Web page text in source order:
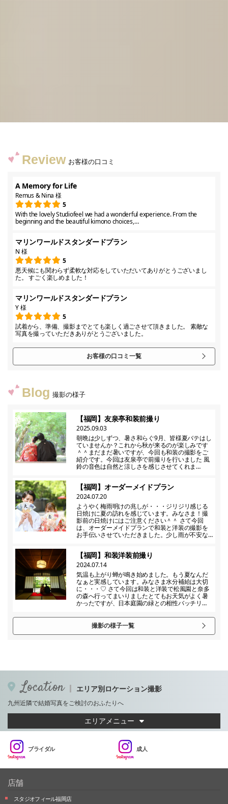
Review お客様の口コミ
A Memory for Life
Remus & Nina 様
5
With the lovely Studiofeel we had a wonderful experience. From the
beginning and the beautiful kimono choices,…
マリンワールドスタンダードプラン
N 様
5
悪天候にも関わらず柔軟な対応をしていただいてありがとうございまし
た。 すごく楽しめました！
マリンワールドスタンダードプラン
Y 様
5
試着から、準備、撮影までとても楽しく過ごさせて頂きました。 素敵な
写真を撮っていただきありがとうございました。
お客様の口コミ一覧
Blog 撮影の様子
【福岡】友泉亭和装前撮り
2025.09.03
朝晩は少しずつ、暑さ和らぐ9月、皆様夏バテはし
ていませんか？これから秋が来るのが楽しみです
＾＾まだまだ暑いですが、今回も和装の撮影をご
紹介です。今回は友泉亭で前撮りを行いました 風
鈴の音色は自然と涼しさを感じさせてくれま…
【福岡】オーダーメイドプラン
2024.07.20
ようやく梅雨明けの兆しが・・・ジリジリ感じる
日焼けに夏の訪れを感じています。みなさま！撮
影前の日焼けにはご注意ください＾＾ さて今回
は、オーダーメイドプランで和装と洋装の撮影を
お手伝いさせていただきました。少し雨が不安な…
【福岡】和装洋装前撮り
2024.07.14
気温も上がり蝉が鳴き始めました。もう夏なんだ
なぁと実感しています。みなさま水分補給は大切
に・・・♡ さて今回は和装と洋装で松風園と奈多
の森へ行ってまいりましたとてもお天気がよく暑
かったですが、日本庭園の緑との相性バッチリ…
撮影の様子一覧
Location エリア別ロケーション撮影
九州近隣で結婚写真をご検討のおふたりへ
エリアメニュー
ブライダル 成人
店舗
スタジオフィール福岡店